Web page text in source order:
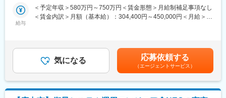
■シニア層の活躍例
・大手重工メーカーご出身、生涯エンジニアとしての道を選ぶた
めご入社いただいた40代後半男性
・キャリアサポート制度充実：社内に専属のカウンセラーがお
り、プロジェクト、働き方など相談できる環境がございます。
業務をお任せします。取扱説明書や整備解説書のデジタル化にも
取り組んでいます。
する整備解説書などの資料作成の管理、改善およびデジタル化に
向けた企画・推進を担当いただきます。
の利便性向上を図ることができ、トータルサポートに貢献するこ
給与
＜予定年収＞580万円～750万円＜賃金形態＞月給制補足事項なし
＜賃金内訳＞月額（基本給）：304,400円～450,000円＜月給＞
司との面談を通じて、目標設定～結果評価を行い、それに基づき
評価を決定します。本人の資格と職務に応じています。賃金はあ
くまでも目安の金額であり、選考を通じて上下する可能性があり
ます。月給(月額)は固定手当を含めた表記です。
気になる 応募依頼する
（エージェントサービス）